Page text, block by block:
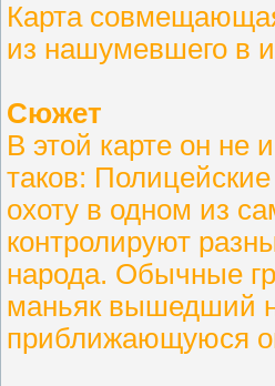
Карта
из нашумевшего в
Сюжет
В этой карте он не
таков:
охоту в одном из
контролируют
народа. Обычные
маньяк вышедший
приближающуюся